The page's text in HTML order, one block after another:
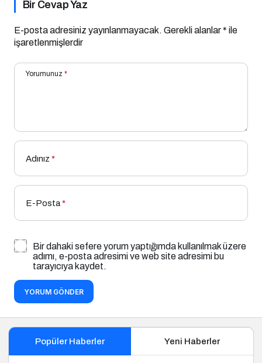
Bir Cevap Yaz
E-posta adresiniz yayınlanmayacak. Gerekli alanlar* ile
işaretlenmişlerdir
Yorumunuz *
Adınız *
E-Posta*
Bir dahaki sefere yorum yaptığımda kullanılmak üzere
adımı, e-posta adresimi ve web site adresimi bu
tarayıcıya kaydet.
YORUM GÖNDER
Popüler Haberler Yeni Haberler